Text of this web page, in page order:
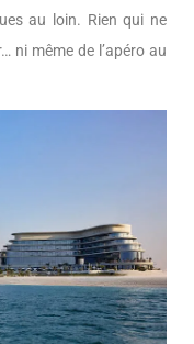
au loin. Rien qui ne
ni même de l’apéro au